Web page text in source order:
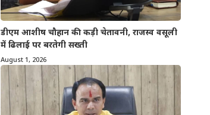
डीएम आशीष चौहान की कड़ी चेतावनी, राजस्व वसूली
में ढिलाई पर बरतेगी सख्ती
August 1, 2026